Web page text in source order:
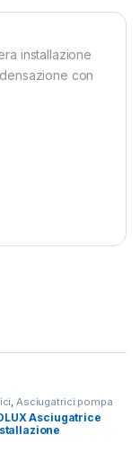
installazione
con
Asciugatrici pompa
ElectroluxAsciugatrice